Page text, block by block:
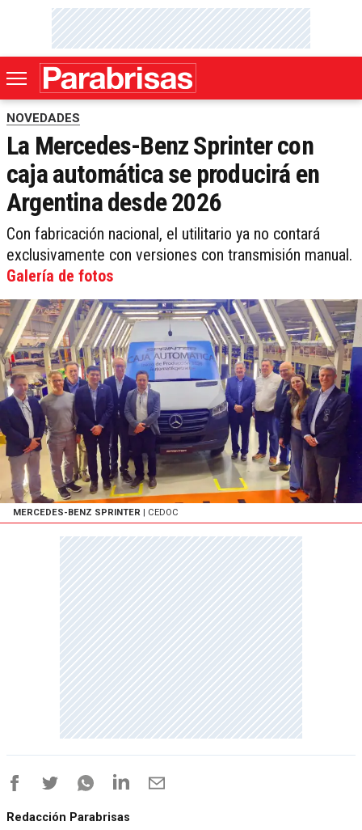
NOVEDADES
La Mercedes-Benz Sprinter con
caja automática se producirá en
Argentina desde 2026
Con fabricación nacional, el utilitario ya no contará
exclusivamente con versiones con transmisión manual.
Galería de fotos
MERCEDES-BENZ SPRINTER | CEDOC
Redacción Parabrisas